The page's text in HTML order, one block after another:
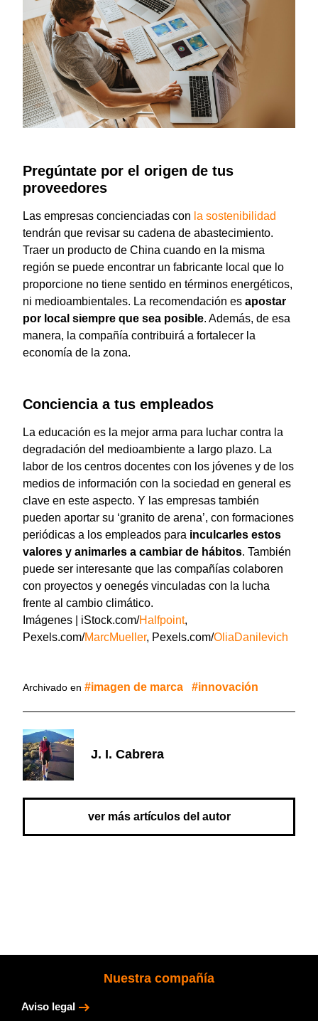
Pregúntate por el origen de tus
proveedores
Las empresas concienciadas con la sostenibilidad
tendrán que revisar su cadena de abastecimiento.
Traer un producto de China cuando en la misma
región se puede encontrar un fabricante local que lo
proporcione no tiene sentido en términos energéticos,
ni medioambientales. La recomendación es apostar
por local siempre que sea posible. Además, de esa
manera, la compañía contribuirá a fortalecer la
economía de la zona.
Conciencia a tus empleados
La educación es la mejor arma para luchar contra la
degradación del medioambiente a largo plazo. La
labor de los centros docentes con los jóvenes y de los
medios de información con la sociedad en general es
clave en este aspecto. Y las empresas también
pueden aportar su ‘granito de arena’, con formaciones
periódicas a los empleados para inculcarles estos
valores y animarles a cambiar de hábitos. También
puede ser interesante que las compañías colaboren
con proyectos y oenegés vinculadas con la lucha
frente al cambio climático.
Imágenes | iStock.com/Halfpoint,
Pexels.com/MarcMueller, Pexels.com/OliaDanilevich
Archivado en imagen de marca innovación
J. I. Cabrera
ver más artículos del autor
Nuestra compañía
Aviso legal